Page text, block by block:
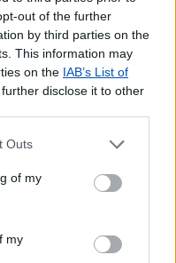
out of the further
by third parties on the
This information may
on the IAB’s List of
disclose it to other
Outs
of my
my